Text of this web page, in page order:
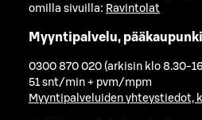
omilla sivuilla: Ravintolat
Myyntipalvelu,
0300 870 020 (arkisin klo 8.30-
51 snt/min + pvm/mpm
Myyntipalveluiden yhteystiedot,